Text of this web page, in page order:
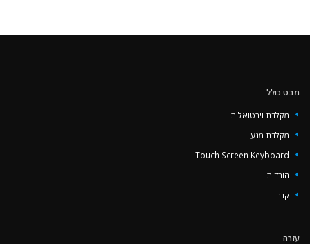
‏‏מבט כולל
מקלדת וירטואלית
מקלדת מגע
Touch Screen Keyboard
הורדות
קנה
עזרה